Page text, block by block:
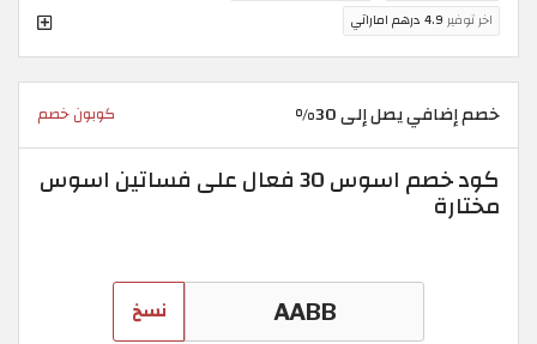
اخر توفير 4.9 درهم اماراتي
خصم إضافي يصل إلى 30% كوبون خصم
كود خصم اسوس 30 فعال على فساتين اسوس
مختارة
نسخ